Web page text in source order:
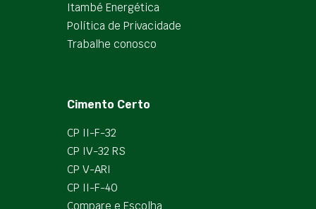
Itambé Energética
Política de Privacidade
Trabalhe conosco
Cimento Certo
CP II-F-32
CP IV-32 RS
CP V-ARI
CP II-F-40
Compare e Escolha